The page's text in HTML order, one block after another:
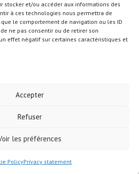
stocker et/ou accéder aux informations des
à ces technologies nous permettra de
le comportement de navigation ou les ID
ne pas consentir ou de retirer son
effet négatif sur certaines caractéristiques et
Accepter
Refuser
les préférences
PolicyPrivacy statement
Copyright © 2026